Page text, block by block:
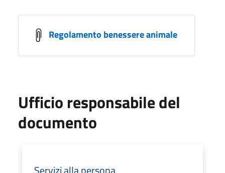
Regolamento benessere animale
Ufficio responsabile del
documento